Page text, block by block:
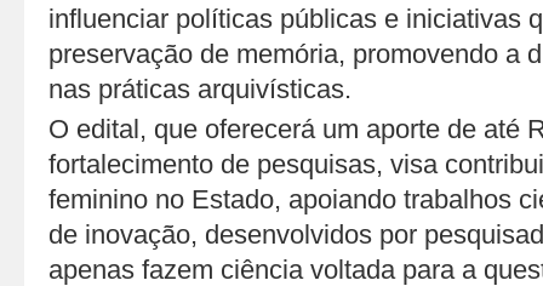
influenciar políticas públicas e iniciativas
preservação de memória, promovendo a
nas práticas arquivísticas.
O edital, que oferecerá um aporte de até
fortalecimento de pesquisas, visa
feminino no Estado, apoiando trabalhos
de inovação, desenvolvidos por
apenas fazem ciência voltada para a